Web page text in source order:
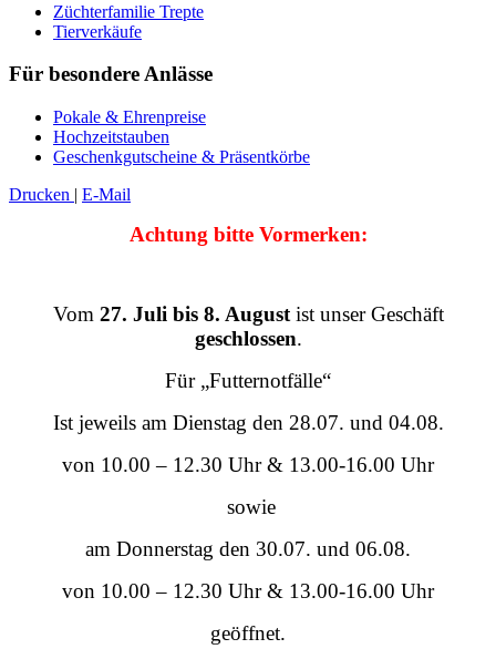
Züchterfamilie Trepte
Tierverkäufe
Für besondere Anlässe
Pokale & Ehrenpreise
Hochzeitstauben
Geschenkgutscheine & Präsentkörbe
Drucken | E-Mail
Achtung bitte Vormerken:
Vom 27. Juli bis 8. Augustist unser Geschäft
geschlossen.
Für „Futternotfälle“
Ist jeweils am Dienstag den 28.07. und 04.08.
von 10.00 – 12.30 Uhr & 13.00-16.00 Uhr
sowie
am Donnerstag den 30.07. und 06.08.
von 10.00 – 12.30 Uhr & 13.00-16.00 Uhr
geöffnet.